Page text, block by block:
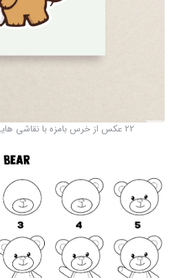
22 عکس از خرس بامزه با نقاشی هایی جذاب و دوست داشتنی